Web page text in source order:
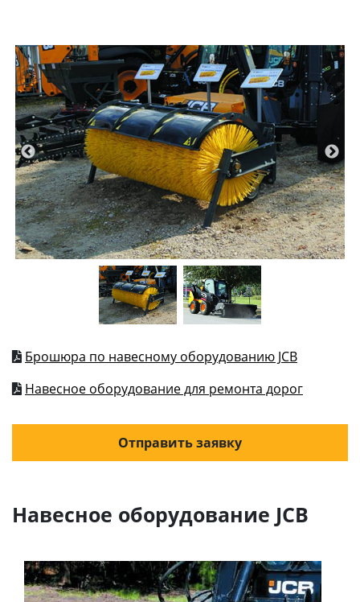
Брошюра по навесному оборудованию JCB
Навесное оборудование для ремонта дорог
Отправить заявку
Навесное оборудование JCB